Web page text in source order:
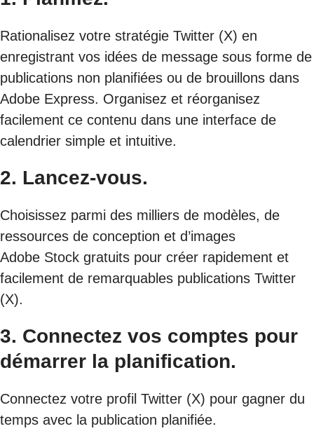
Rationalisez votre stratégie Twitter (X) en
enregistrant vos idées de message sous forme de
publications non planifiées ou de brouillons dans
Adobe Express. Organisez et réorganisez
facilement ce contenu dans une interface de
calendrier simple et intuitive.
2. Lancez-vous.
Choisissez parmi des milliers de modèles, de
ressources de conception et d’images
Adobe Stock gratuits pour créer rapidement et
facilement de remarquables publications Twitter
(X).
3. Connectez vos comptes pour
démarrer la planification.
Connectez votre profil Twitter (X) pour gagner du
temps avec la publication planifiée.